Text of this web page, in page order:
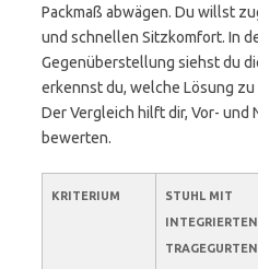
Packmaß abwägen. Du willst
und schnellen Sitzkomfort. In
Gegenüberstellung siehst du
erkennst du, welche Lösung
Der Vergleich hilft dir, Vor- und
bewerten.
KRITERIUM
STUHL MIT
INTEGRIERTEN
TRAGEGURTEN